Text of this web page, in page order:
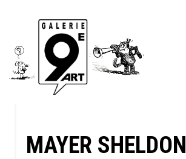
MAYER SHELDON